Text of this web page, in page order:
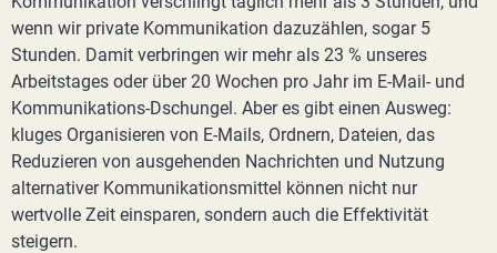
wenn wir private Kommunikation dazuzählen, sogar 5
Stunden. Damit verbringen wir mehr als 23 % unseres
Arbeitstages oder über 20 Wochen pro Jahr im E-Mail- und
Kommunikations-Dschungel. Aber es gibt einen Ausweg:
kluges Organisieren von E-Mails, Ordnern, Dateien, das
Reduzieren von ausgehenden Nachrichten und Nutzung
alternativer Kommunikationsmittel können nicht nur
wertvolle Zeit einsparen, sondern auch die Effektivität
steigern.